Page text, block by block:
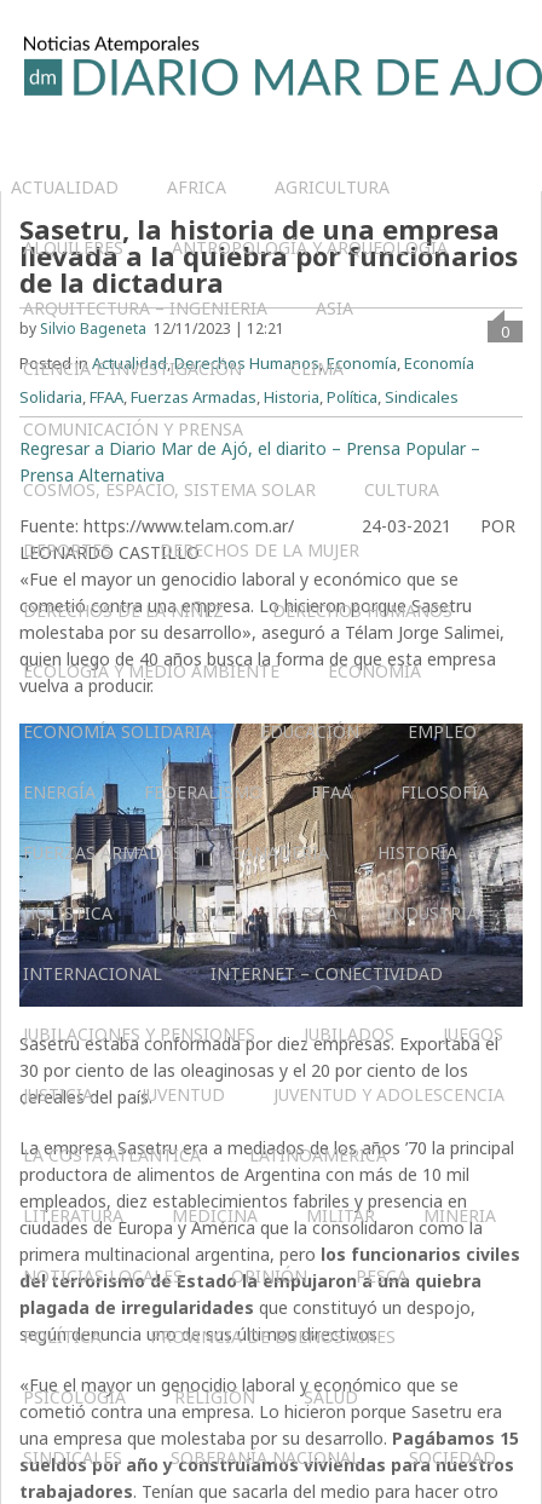
ACTUALIDAD AFRICA AGRICULTURA
ALQUILERES ANTROPOLOGÍA Y ARQUEOLOGÍA
ARQUITECTURA – INGENIERIA ASIA
CIENCIA E INVESTIGACIÓN CLIMA
COMUNICACIÓN Y PRENSA
COSMOS, ESPACIO, SISTEMA SOLAR CULTURA
DEPORTES DERECHOS DE LA MUJER
DERECHOS DE LA NIÑEZ DERECHOS HUMANOS
ECOLOGÍA Y MEDIO AMBIENTE ECONOMÍA
ECONOMÍA SOLIDARIA EDUCACIÓN EMPLEO
ENERGÍA FEDERALISMO FFAA FILOSOFÍA
FUERZAS ARMADAS GANADERIA HISTORIA
HOLÍSTICA HUERTA IGLESIA INDUSTRIA
INTERNACIONAL INTERNET – CONECTIVIDAD
JUBILACIONES Y PENSIONES JUBILADOS JUEGOS
JUSTICIA JUVENTUD JUVENTUD Y ADOLESCENCIA
LA COSTA ATLÁNTICA LATINOAMERICA
LITERATURA MEDICINA MILITAR MINERIA
NOTICIAS LOCALES OPINIÓN PESCA
POLÍTICA PROVINCIA DE BUENOS AIRES
PSICOLOGÍA RELIGIÓN SALUD
SINDICALES SOBERANÍA NACIONAL SOCIEDAD
Sasetru, la historia de una empresa
llevada a la quiebra por funcionarios
de la dictadura
by Silvio Bageneta 12/11/2023 | 12:21
0
Posted inActualidad,Derechos Humanos,Economía,Economía
Solidaria,FFAA,Fuerzas Armadas,Historia,Política,Sindicales
Regresar a Diario Mar de Ajó, el diarito – Prensa Popular –
Prensa Alternativa
Fuente: https://www.telam.com.ar/ 24-03-2021 POR
LEONARDO CASTILLO
«Fue el mayor un genocidio laboral y económico que se
cometió contra una empresa. Lo hicieron porque Sasetru
molestaba por su desarrollo», aseguró a Télam Jorge Salimei,
quien luego de 40 años busca la forma de que esta empresa
vuelva a producir.
Sasetru estaba conformada por diez empresas. Exportaba el
30 por ciento de las oleaginosas y el 20 por ciento de los
cereales del país.
La empresa Sasetru era a mediados de los años ’70 la principal
productora de alimentos de Argentina con más de 10 mil
empleados, diez establecimientos fabriles y presencia en
ciudades de Europa y América que la consolidaron como la
primera multinacional argentina, pero los funcionarios civiles
del terrorismo de Estado la empujaron a una quiebra
plagada de irregularidadesque constituyó un despojo,
según denuncia uno de sus últimos directivos.
«Fue el mayor un genocidio laboral y económico que se
cometió contra una empresa. Lo hicieron porque Sasetru era
una empresa que molestaba por su desarrollo. Pagábamos 15
sueldos por año y construíamos viviendas para nuestros
trabajadores. Tenían que sacarla del medio para hacer otro